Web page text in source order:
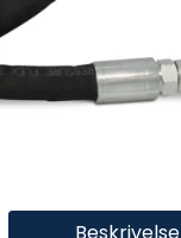
Beskrivelse